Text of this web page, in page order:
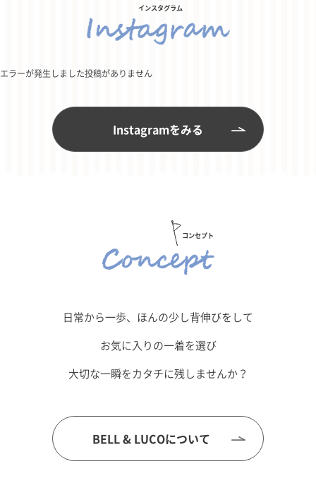
エラーが発生しました投稿がありません
Instagramをみる
日常から一歩、ほんの少し背伸びをして
お気に入りの一着を選び
大切な一瞬をカタチに残しませんか？
BELL & LUCOについて